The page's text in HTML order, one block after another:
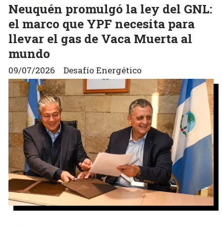
Neuquén promulgó la ley del GNL:
el marco que YPF necesita para
llevar el gas de Vaca Muerta al
mundo
Desafío Energético
09/07/2026